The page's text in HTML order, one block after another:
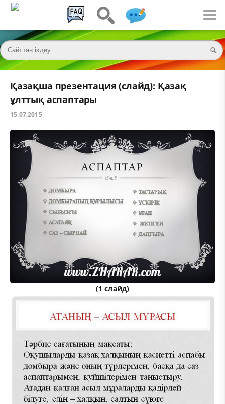
Қазақша презентация (слайд): Қазақ
ұлттық аспаптары
15.07.2015
(1 слайд)